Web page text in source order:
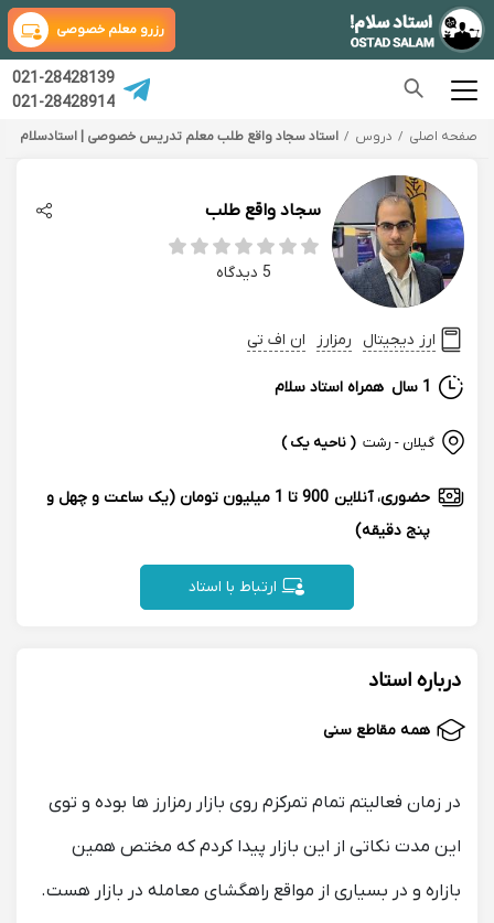
رزرو معلم خصوصی
021-28428139
021-28428914
صفحه اصلی دروس استاد سجاد واقع طلب معلم تدریس خصوصی | استادسلام
سجاد واقع طلب
5 دیدگاه
ارز دیجیتال رمزارز ان اف تی
1 سال همراه استاد سلام
گیلان - رشت ( ناحیه یک )
حضوری، آنلاین 900 تا 1 میلیون تومان
(یک ساعت و چهل و
پنج دقیقه)
ارتباط با استاد
درباره استاد
همه مقاطع سنی
در زمان فعالیتم تمام تمرکزم روی بازار رمزارز ها بوده و توی
این مدت نکاتی از این بازار پیدا کردم که مختص همین
بازاره و در بسیاری از مواقع راهگشای معامله در بازار هست.